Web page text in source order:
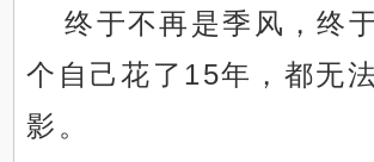
终于不再是季风，终
个自己花了15年，都无
影。